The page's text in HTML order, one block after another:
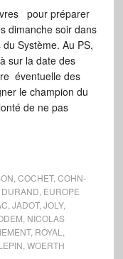
pour préparer
dimanche soir dans
Système. Au PS,
sur la date des
éventuelle des
le champion du
de ne pas
COCHET, COHN-
DURAND EUROPE
JADOT, JOLY,
NICOLAS
, ROYAL
WOERTH